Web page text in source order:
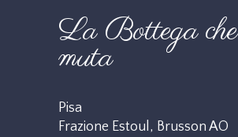
La Bottega che
muta
Pisa
Frazione Estoul, Brusson AO